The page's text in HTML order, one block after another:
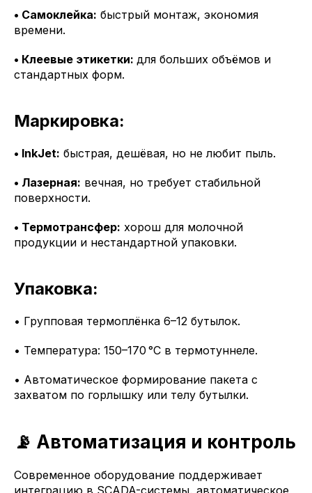
• Самоклейка: быстрый монтаж, экономия
времени.
• Клеевые этикетки: для больших объёмов и
стандартных форм.
Маркировка:
• InkJet: быстрая, дешёвая, но не любит пыль.
• Лазерная: вечная, но требует стабильной
поверхности.
• Термотрансфер: хорош для молочной
продукции и нестандартной упаковки.
Упаковка:
• Групповая термоплёнка 6–12 бутылок.
• Температура: 150–170 °C в термотуннеле.
• Автоматическое формирование пакета с
захватом по горлышку или телу бутылки.
📡 Автоматизация и контроль
Современное оборудование поддерживает
интеграцию в SCADA-системы, автоматическое